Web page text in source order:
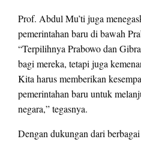
Prof. Abdul Mu’ti juga
pemerintahan baru di bawah
“Terpilihnya Prabowo dan
bagi mereka, tetapi juga
Kita harus memberikan
pemerintahan baru untuk
negara,” tegasnya.
Dengan dukungan dari